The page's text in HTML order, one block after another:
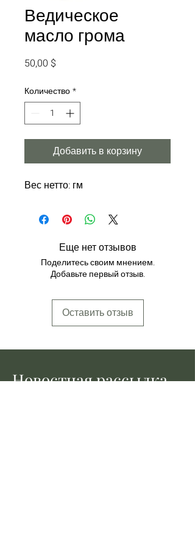
Ведическое
масло грома
50,00 $
Количество*
Добавить в корзину
Вес нетто: гм
Еще нет отзывов
Поделитесь своим мнением.
Добавьте первый отзыв.
Оставить отзыв
Новостная рассылка